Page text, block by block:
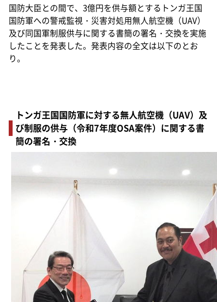
国防大臣との間で、3億円を供与額とするトンガ王国
国防軍への警戒監視・災害対処用無人航空機（UAV）
及び同国軍制服供与に関する書簡の署名・交換を実施
したことを発表した。発表内容の全文は以下のとお
り。
トンガ王国国防軍に対する無人航空機（UAV）及
び制服の供与（令和7年度OSA案件）に関する書
簡の署名・交換